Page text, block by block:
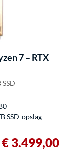
7 – RTX
SSD-opslag
€ 3.499,00